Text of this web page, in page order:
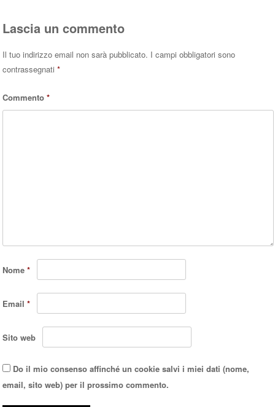
Lascia un commento
Il tuo indirizzo email non sarà pubblicato. I campi obbligatori sono
contrassegnati*
Commento*
Nome*
Email*
Sito web
Do il mio consenso affinché un cookie salvi i miei dati (nome,
email, sito web) per il prossimo commento.